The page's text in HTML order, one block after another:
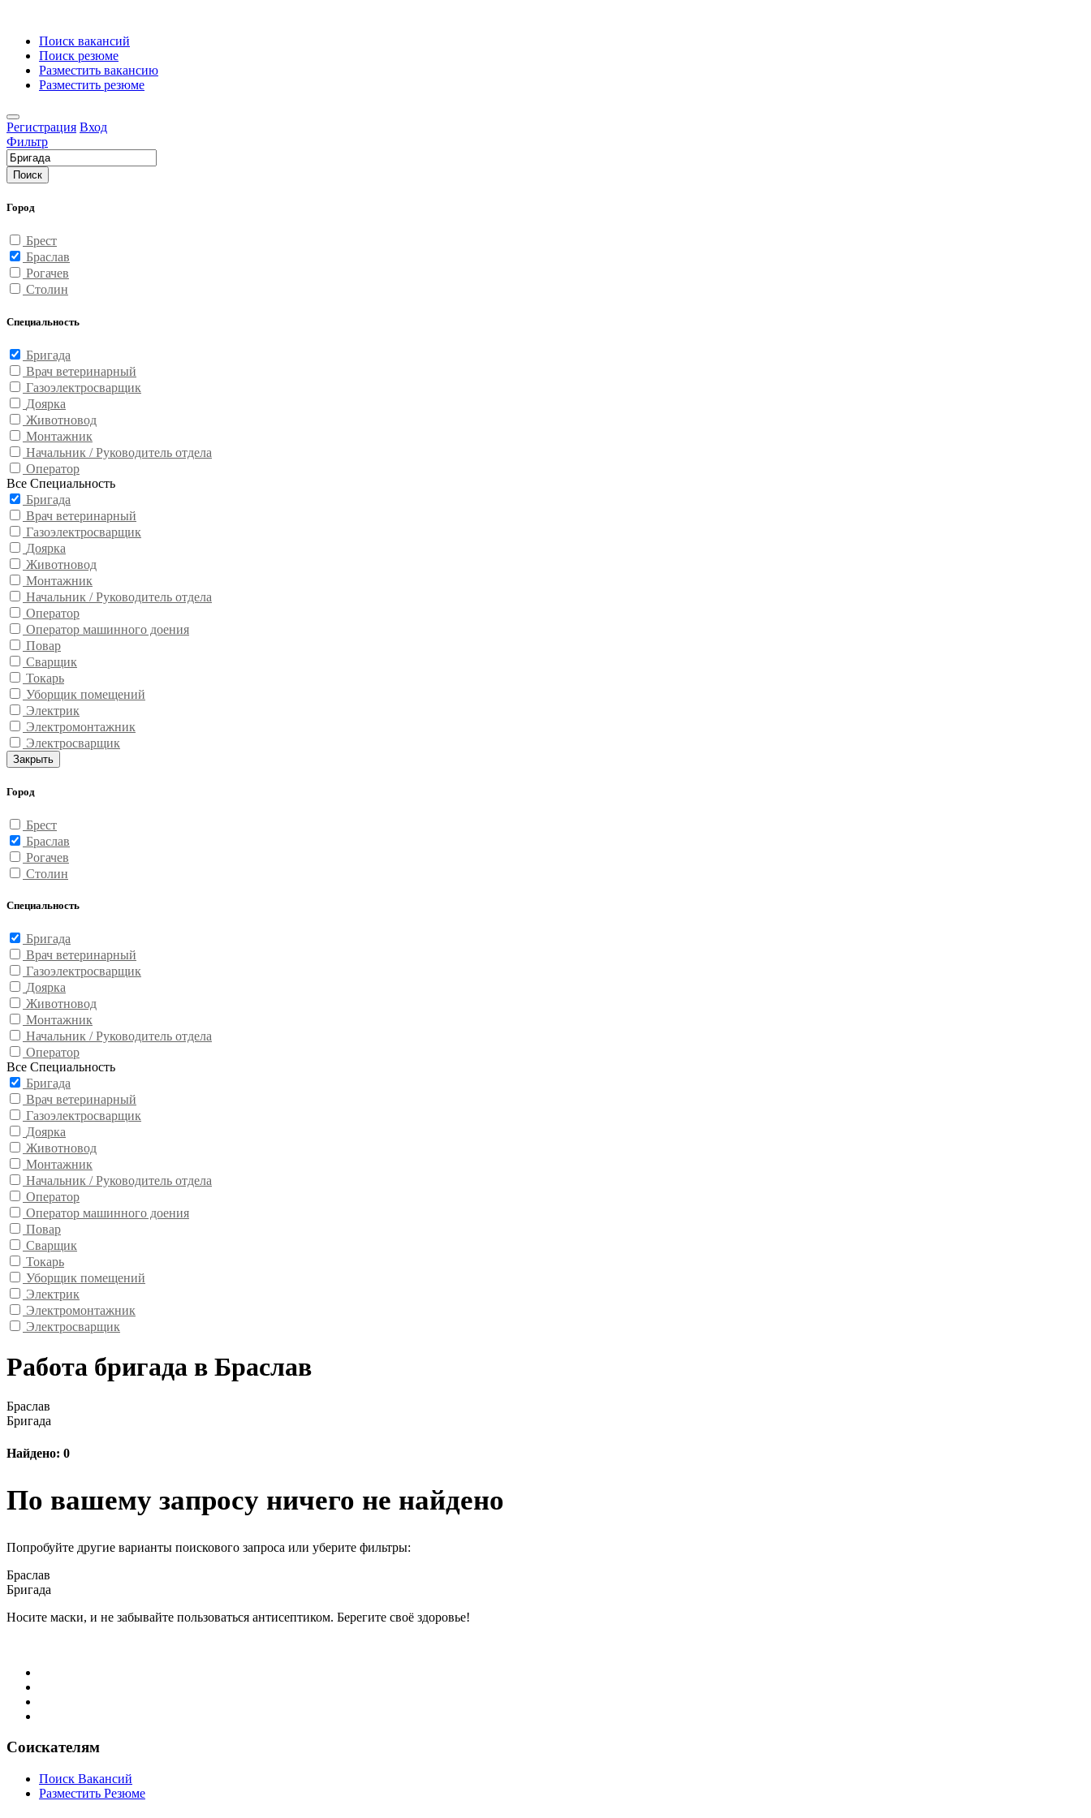
Поиск вакансий
Поиск резюме
Разместить вакансию
Разместить резюме
Регистрация Вход
Фильтр
Поиск
Город
Брест
Браслав
Рогачев
Столин
Специальность
Бригада
Врач ветеринарный
Газоэлектросварщик
Доярка
Животновод
Монтажник
Начальник / Руководитель отдела
Оператор
Все Специальность
Бригада
Врач ветеринарный
Газоэлектросварщик
Доярка
Животновод
Монтажник
Начальник / Руководитель отдела
Оператор
Оператор машинного доения
Повар
Сварщик
Токарь
Уборщик помещений
Электрик
Электромонтажник
Электросварщик
Закрыть
Город
Брест
Браслав
Рогачев
Столин
Специальность
Бригада
Врач ветеринарный
Газоэлектросварщик
Доярка
Животновод
Монтажник
Начальник / Руководитель отдела
Оператор
Все Специальность
Бригада
Врач ветеринарный
Газоэлектросварщик
Доярка
Животновод
Монтажник
Начальник / Руководитель отдела
Оператор
Оператор машинного доения
Повар
Сварщик
Токарь
Уборщик помещений
Электрик
Электромонтажник
Электросварщик
Работа бригада в Браслав
Браслав
Бригада
Найдено: 0
По вашему запросу ничего не найдено
Попробуйте другие варианты поискового запроса или уберите фильтры:
Браслав
Бригада
Носите маски, и не забывайте пользоваться антисептиком. Берегите своё здоровье!
Соискателям
Поиск Вакансий
Разместить Резюме